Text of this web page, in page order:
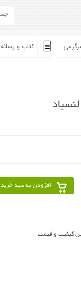
کتاب و رسانه
افزودن به سبد خرید
کیفیت و قیمت